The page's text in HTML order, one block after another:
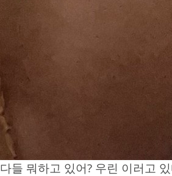
다들 뭐하고 있어? 우린 이러고